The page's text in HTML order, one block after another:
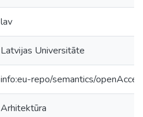
lav
Latvijas Universitāte
info:eu-repo/semantics/
Arhitektūra